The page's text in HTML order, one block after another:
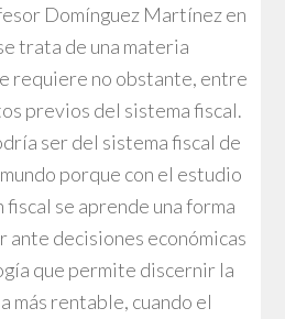
Domínguez Martínez en
trata de una materia
requiere no obstante, entre
previos del sistema fiscal.
ser del sistema fiscal de
porque con el estudio
se aprende una forma
ante decisiones económicas
que permite discernir la
más rentable, cuando el